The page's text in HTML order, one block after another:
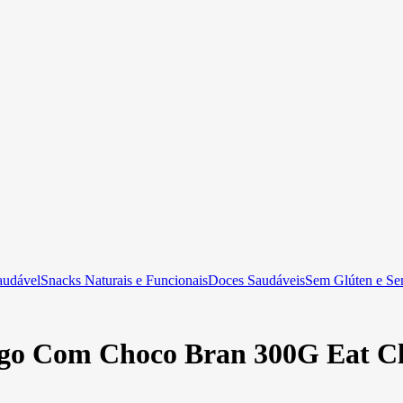
Snacks Naturais e FuncionaisDoces SaudáveisSem Glúten e
Com Choco Bran 300G Eat